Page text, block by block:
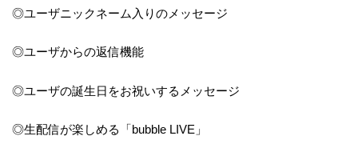
◎ユーザニックネーム入りのメッセージ
◎ユーザからの返信機能
◎ユーザの誕生日をお祝いするメッセージ
◎生配信が楽しめる「bubble LIVE」